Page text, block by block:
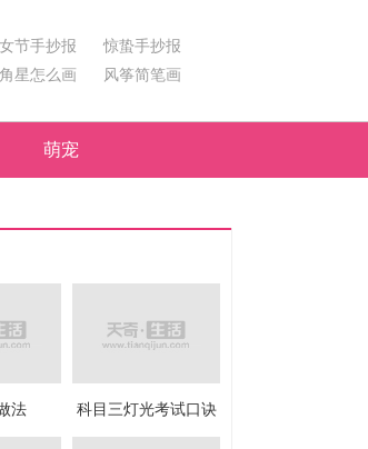
节手抄报
惊蛰手抄报
星怎么画
风筝简笔画
萌宠
法 科目三灯光考试口诀